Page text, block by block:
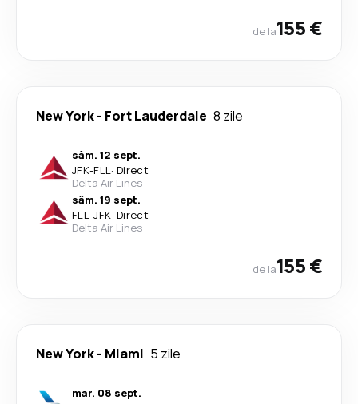
de la155 €
New York- Fort Lauderdale 8 zile
sâm. 12 sept.
JFK-FLL· Direct
Delta Air Lines
sâm. 19 sept.
FLL-JFK· Direct
Delta Air Lines
de la155 €
New York- Miami 5 zile
mar. 08 sept.